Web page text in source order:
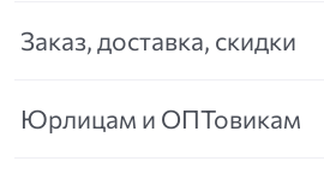
Заказ, доставка, скидки
Юрлицам и ОПТовикам